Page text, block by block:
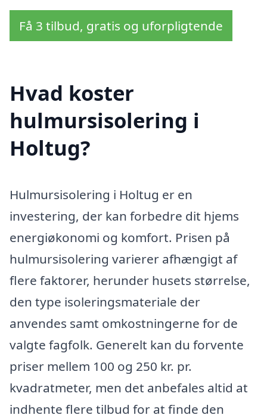
Få 3 tilbud, gratis og uforpligtende
Hvad koster
hulmursisolering i
Holtug?
Hulmursisolering i Holtug er en
investering, der kan forbedre dit hjems
energiøkonomi og komfort. Prisen på
hulmursisolering varierer afhængigt af
flere faktorer, herunder husets størrelse,
den type isoleringsmateriale der
anvendes samt omkostningerne for de
valgte fagfolk. Generelt kan du forvente
priser mellem 100 og 250 kr. pr.
kvadratmeter, men det anbefales altid at
indhente flere tilbud for at finde den